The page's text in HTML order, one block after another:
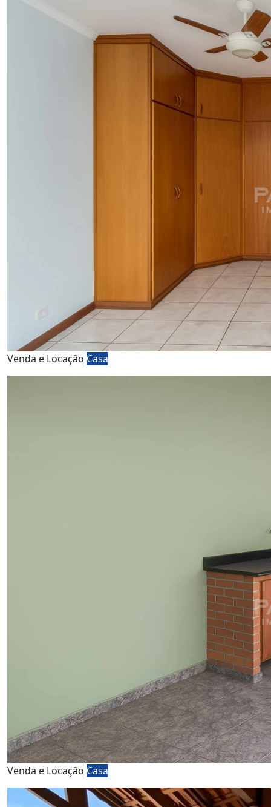
Venda e Locação Casa
Venda e Locação Casa